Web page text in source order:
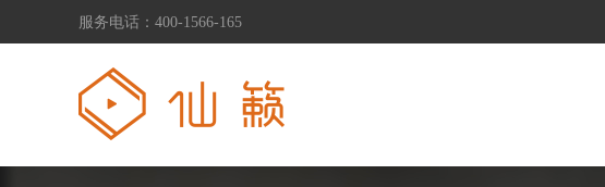
服务电话：400-1566-165